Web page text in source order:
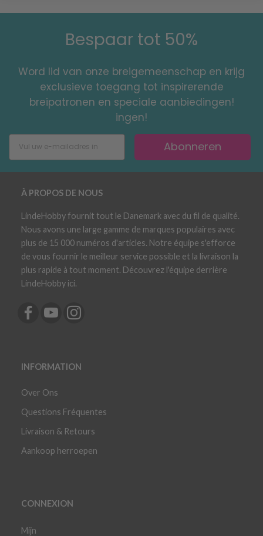
Bespaar tot 50%
Word lid van onze breigemeenschap en krijg
exclusieve toegang tot inspirerende
breipatronen en speciale aanbiedingen!
ingen!
Abonneren
À PROPOS DE NOUS
LindeHobby fournit tout le Danemark avec du fil de qualité.
Nous avons une large gamme de marques populaires avec
plus de 15 000 numéros d'articles. Notre équipe s'efforce
de vous fournir le meilleur service possible et la livraison la
plus rapide à tout moment. Découvrez l'équipe derrière
LindeHobby ici.
INFORMATION
Over Ons
Questions Fréquentes
Livraison & Retours
Aankoop herroepen
CONNEXION
Mijn